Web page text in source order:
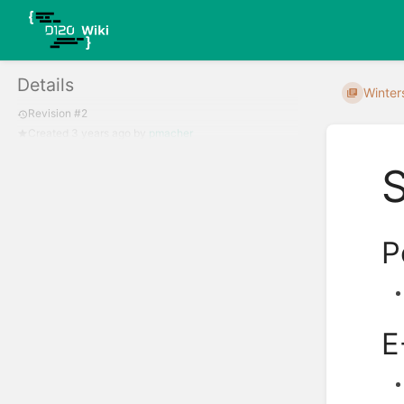
Details
Revision #2
pmacher